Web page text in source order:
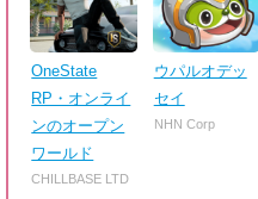
OneState
RP・オンライ
ンのオープン
ワールド
CHILLBASE LTD
ウパルオデッ
セイ
NHN Corp